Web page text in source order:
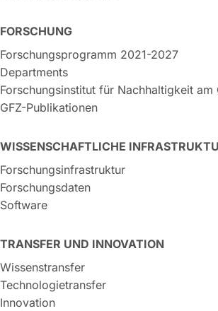
FORSCHUNG
Forschungsprogramm 2021-2027
Departments
Forschungsinstitut für Nachhaltigkeit am
GFZ-Publikationen
WISSENSCHAFTLICHE
Forschungsinfrastruktur
Forschungsdaten
Software
TRANSFER UND INNOVATION
Wissenstransfer
Technologietransfer
Innovation